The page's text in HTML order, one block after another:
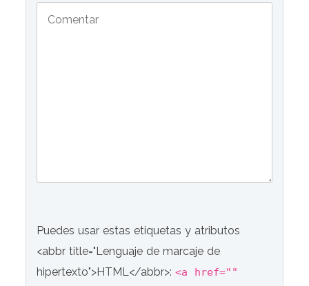
Puedes usar estas etiquetas y atributos
<abbr title="Lenguaje de marcaje de
hipertexto">HTML</abbr>:<a href=""